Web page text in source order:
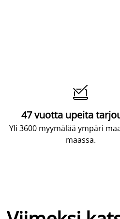

47 vuotta upeita
Yli 3600 myymälää ympäri
maassa.